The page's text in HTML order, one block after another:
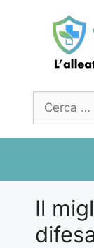
contenuto
per:
Il